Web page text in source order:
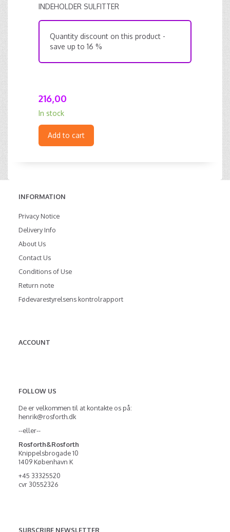
INDEHOLDER SULFITTER
Quantity discount on this product -
save up to 16 %
216,00
In stock
Add to cart
INFORMATION
Privacy Notice
Delivery Info
About Us
Contact Us
Conditions of Use
Return note
Fødevarestyrelsens kontrolrapport
ACCOUNT
FOLLOW US
De er velkommen til at kontakte os på:
henrik@rosforth.dk
--eller--
Rosforth&Rosforth
Knippelsbrogade 10
1409 København K
+45 33325520
cvr 30552326
SUBSCRIBE NEWSLETTER